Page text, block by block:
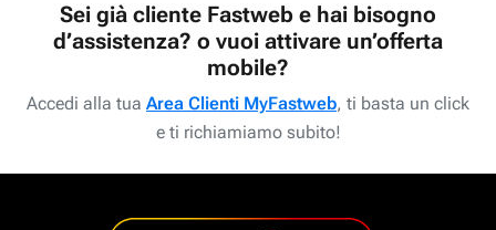
Sei già cliente Fastweb e hai bisogno
d’assistenza? o vuoi attivare un’offerta
mobile?
Accedi alla tua Area Clienti MyFastweb, ti basta un click
e ti richiamiamo subito!